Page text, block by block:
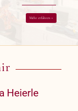
Mehr erfahren »
Heierle